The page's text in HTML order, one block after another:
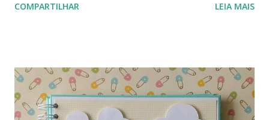
contamos com 7 anos de atividades. Estamos
preferir, envie um email para
sonimary.ribeiro@amornopapel.com WhatsApp 21
979622774 A capa pode ser personalizada em
COMPARTILHAR LEIA MAIS